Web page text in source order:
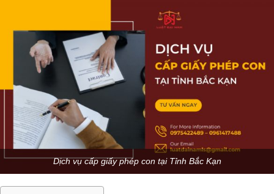
Dịch vụ cấp giấy phép con tại Tỉnh Bắc Kạn